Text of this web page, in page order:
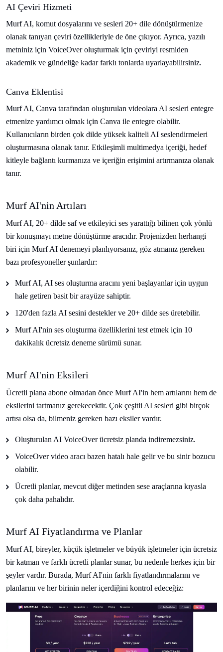
AI Çeviri Hizmeti
Murf AI, komut dosyalarını ve sesleri 20+ dile dönüştürmenize
olanak tanıyan çeviri özellikleriyle de öne çıkıyor. Ayrıca, yazılı
metniniz için VoiceOver oluşturmak için çeviriyi resmiden
akademik ve gündeliğe kadar farklı tonlarda uyarlayabilirsiniz.
Canva Eklentisi
Murf AI, Canva tarafından oluşturulan videolara AI sesleri entegre
etmenize yardımcı olmak için Canva ile entegre olabilir.
Kullanıcıların birden çok dilde yüksek kaliteli AI seslendirmeleri
oluşturmasına olanak tanır. Etkileşimli multimedya içeriği, hedef
kitleyle bağlantı kurmanıza ve içeriğin erişimini artırmanıza olanak
tanır.
Murf AI'nin Artıları
Murf AI, 20+ dilde saf ve etkileyici ses yarattığı bilinen çok yönlü
bir konuşmayı metne dönüştürme aracıdır. Projenizden herhangi
biri için Murf AI denemeyi planlıyorsanız, göz atmanız gereken
bazı profesyoneller şunlardır:
Murf AI, AI ses oluşturma aracını yeni başlayanlar için uygun
hale getiren basit bir arayüze sahiptir.
120'den fazla AI sesini destekler ve 20+ dilde ses üretebilir.
Murf AI'nin ses oluşturma özelliklerini test etmek için 10
dakikalık ücretsiz deneme sürümü sunar.
Murf AI'nin Eksileri
Ücretli plana abone olmadan önce Murf AI'in hem artılarını hem de
eksilerini tartmanız gerekecektir. Çok çeşitli AI sesleri gibi birçok
artısı olsa da, bilmeniz gereken bazı eksiler vardır.
Oluşturulan AI VoiceOver ücretsiz planda indiremezsiniz.
VoiceOver video aracı bazen hatalı hale gelir ve bu sinir bozucu
olabilir.
Ücretli planlar, mevcut diğer metinden sese araçlarına kıyasla
çok daha pahalıdır.
Murf AI Fiyatlandırma ve Planlar
Murf AI, bireyler, küçük işletmeler ve büyük işletmeler için ücretsiz
bir katman ve farklı ücretli planlar sunar, bu nedenle herkes için bir
şeyler vardır. Burada, Murf AI'nin farklı fiyatlandırmalarını ve
planlarını ve her birinin neler içerdiğini kontrol edeceğiz: